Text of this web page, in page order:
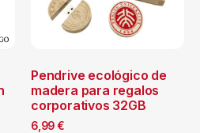
Pendrive ecológico de
madera para regalos
corporativos 32GB
6,99 €